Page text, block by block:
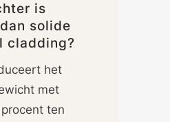
is
solide
cladding?
het
met
ten